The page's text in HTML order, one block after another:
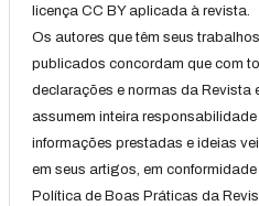
licença CC BY aplicada à revista.
Os autores que têm seus trabalhos
publicados concordam que com
declarações e normas da Revista
assumem inteira responsabilidade
informações prestadas e ideias
em seus artigos, em
Política de Boas Práticas da